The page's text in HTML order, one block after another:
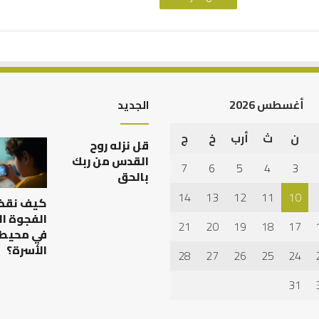
تحمل المسؤلية –
التوازن
بين
عمل
الدنيا
وطلب
الآخرة
التوازن بين عمل الدنيا وطلب
أغسطس 2026
ن ث أرب خ
ج
3
4
5
6
7
10
11
12
13
14
17
18
19
20
21
24
25
26
27
28
31
الجديد
قل نزله روح
القدس من ربك
بالحق
كيف
الفجوة
في
الأسرة؟